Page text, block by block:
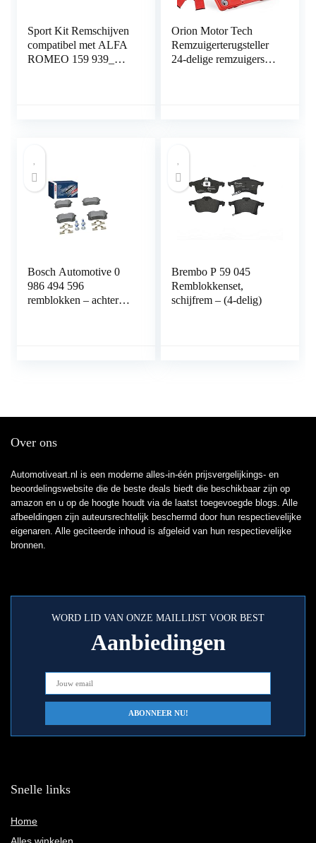
Sport Kit Remschijven
compatibel met ALFA
ROMEO 159 939_
Orion Motor Tech
Remzuigerterugsteller
24-delige remzuigerset
Bosch Automotive 0
986 494 596
remblokken – achteras
Brembo P 59 045
Remblokkenset,
schijfrem – (4-delig)
Over ons
Automotiveart.nl is een moderne alles-in-één prijsvergelijkings- en
beoordelingswebsite die de beste deals biedt die beschikbaar zijn op
amazon en u op de hoogte houdt via de laatst toegevoegde blogs. Alle
afbeeldingen zijn auteursrechtelijk beschermd door hun respectievelijke
eigenaren. Alle geciteerde inhoud is afgeleid van hun respectievelijke
bronnen.
WORD LID VAN ONZE MAILLIJST VOOR BEST
Aanbiedingen
Snelle links
Home